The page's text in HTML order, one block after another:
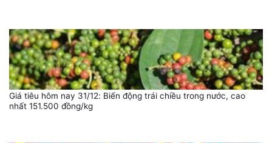
Giá tiêu hôm nay 31/12: Biến động trái chiều trong nước, cao
nhất 151.500 đồng/kg